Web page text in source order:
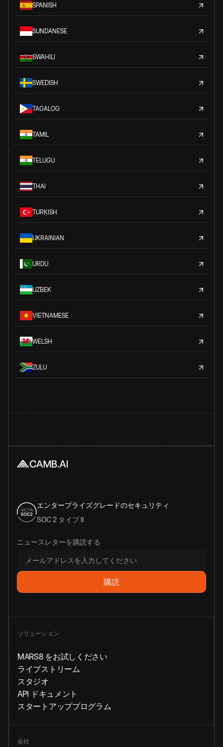
SPANISH
SUNDANESE
SWAHILI
SWEDISH
TAGALOG
TAMIL
TELUGU
THAI
TURKISH
UKRAINIAN
URDU
UZBEK
VIETNAMESE
WELSH
ZULU
エンタープライズグレードのセキュリティ
SOC 2 タイプ II
ニュースレターを購読する
ソリューション
MARS8 をお試しください
ライブストリーム
スタジオ
API ドキュメント
スタートアッププログラム
会社